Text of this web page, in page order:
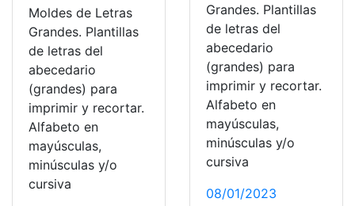
Moldes de Letras
Grandes. Plantillas
de letras del
abecedario
(grandes) para
imprimir y recortar.
Alfabeto en
mayúsculas,
minúsculas y/o
cursiva
Grandes. Plantillas
de letras del
abecedario
(grandes) para
imprimir y recortar.
Alfabeto en
mayúsculas,
minúsculas y/o
cursiva
08/01/2023